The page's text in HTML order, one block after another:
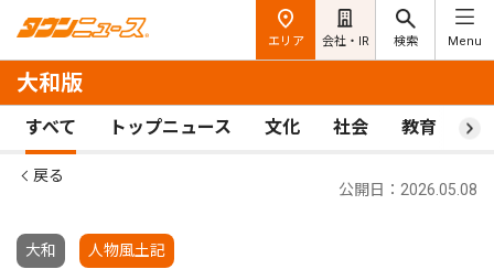
エリア 会社・IR 検索 Menu
大和版
すべて トップニュース 文化 社会 教育 ス
戻る
大和 人物風土記
公開日：2026.05.08